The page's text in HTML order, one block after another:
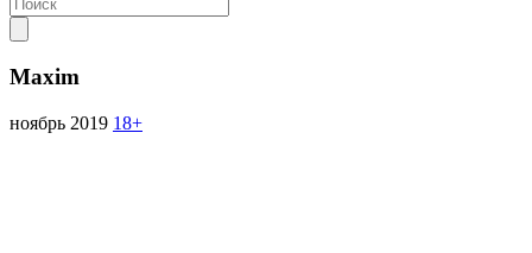
Maxim
ноябрь 2019 18+